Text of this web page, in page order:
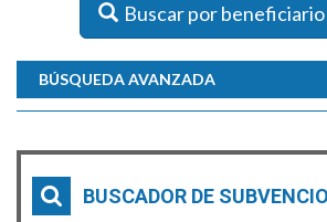
Buscar por beneficiario
BÚSQUEDA AVANZADA
BUSCADOR DE